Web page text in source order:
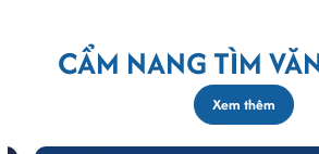
CẨM NANG TÌM
Xem thêm